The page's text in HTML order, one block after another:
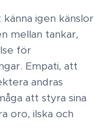
igen känslor
mellan tankar,
för
Empati, att
andras
att styra sina
oro, ilska och